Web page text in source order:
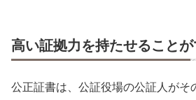
高い証拠力を持たせることが
公正証書は、公証役場の公証人がそ